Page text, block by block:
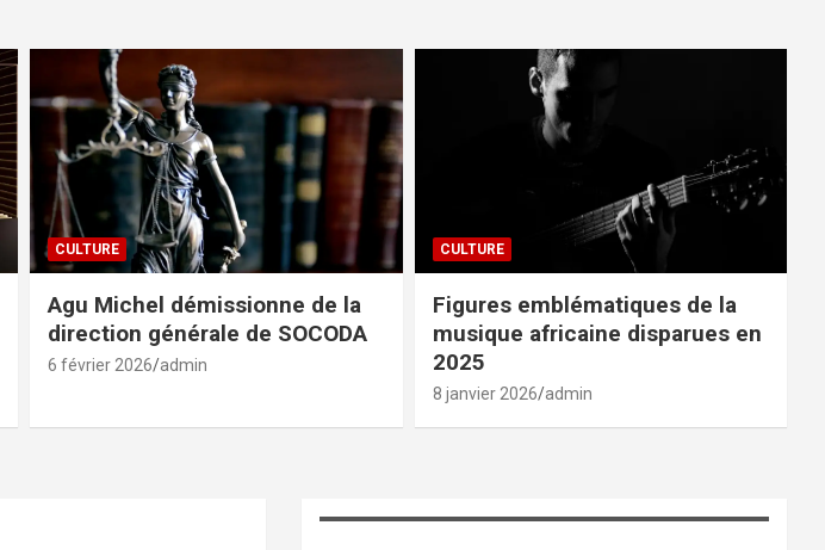
CULTURE
Agu Michel démissionne de la
direction générale de SOCODA
6 février 2026 admin
CULTURE
Figures emblématiques de la
musique africaine disparues en
2025
8 janvier 2026 admin